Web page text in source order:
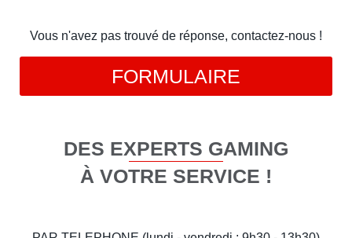
Vous n'avez pas trouvé de réponse, contactez-nous !
FORMULAIRE
DES EXPERTS GAMING
À VOTRE SERVICE !